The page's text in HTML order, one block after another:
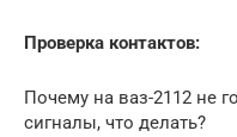
Проверка контактов:
Почему на ваз-2112 не
сигналы, что делать?